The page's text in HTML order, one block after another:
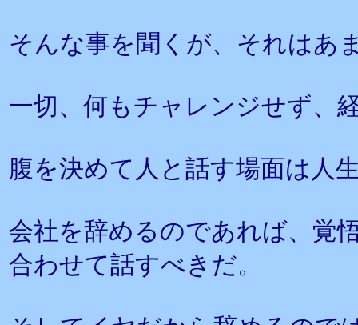
そんな事を聞くが、それはあ
一切、何もチャレンジせず、
腹を決めて人と話す場面は人
会社を辞めるのであれば、覚
合わせて話すべきだ。